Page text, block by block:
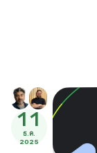
11
ธ.ค.
2025